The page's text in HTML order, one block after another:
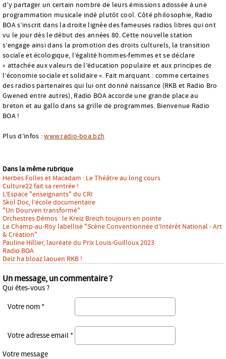
d’y partager un certain nombre de leurs émissions adossée à une
programmation musicale indé plutôt cool. Côté philosophie, Radio
BOA s’inscrit dans la droite lignée des fameuses radios libres qui ont
vu le jour dès le début des années 80. Cette nouvelle station
s’engage ainsi dans la promotion des droits culturels, la transition
sociale et écologique, l’égalité hommes-femmes et se déclare
« attachée aux valeurs de l’éducation populaire et aux principes de
l’économie sociale et solidaire ». Fait marquant : comme certaines
des radios partenaires qui lui ont donné naissance (RKB et Radio Bro
Gwened entre autres), Radio BOA accorde une grande place au
breton et au gallo dans sa grille de programmes. Bienvenue Radio
BOA !
Plus d’infos :www.radio-boa.bzh
Dans la même rubrique
Herbes Folles et Macadam : Le Théâtre au long cours
Culture22 fait sa rentrée !
L’Espace "enseignants" du CRI
Skol Doc, l’école documentaire
"Un Dourven transformé"
Orchestres Démos : le Kreiz Breizh toujours en pointe
Le Champ-au-Roy labellisé "Scène Conventionnée d’Intérêt National - Art
& Création"
Pauline Hillier, lauréate du Prix Louis-Guilloux 2023
Radio BOA
Deiz ha bloaz laouen RKB !
Un message, un commentaire ?
Qui êtes-vous ?
Votre nom *
Votre adresse email *
Votre message